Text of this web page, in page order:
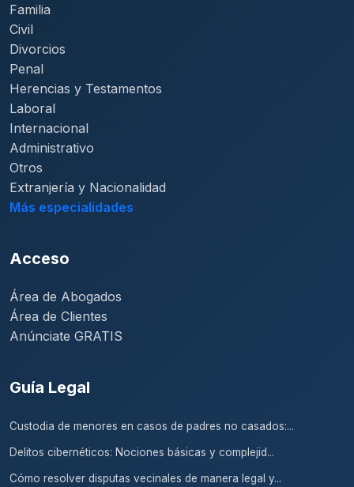
Familia
Civil
Divorcios
Penal
Herencias y Testamentos
Laboral
Internacional
Administrativo
Otros
Extranjería y Nacionalidad
Más especialidades
Acceso
Área de Abogados
Área de Clientes
Anúnciate GRATIS
Guía Legal
Custodia de menores en casos de padres no casados:...
Delitos cibernéticos: Nociones básicas y complejid...
Cómo resolver disputas vecinales de manera legal y...